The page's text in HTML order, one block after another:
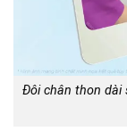
Đôi chân thon dài